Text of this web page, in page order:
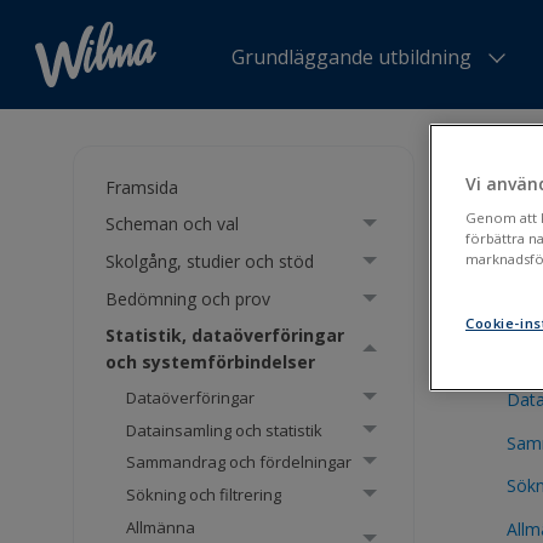
Grundläggande utbildning
Framsida
Scheman och val
Skolgång, studier och stöd
Bedömning och prov
Statistik, dataöverföringar
och systemförbindelser
Dataöverföringar
Datainsamling och statistik
Sammandrag och fördelningar
Sökning och filtrering
Allmänna
Vi
Genom att
förbättra
Cookie-